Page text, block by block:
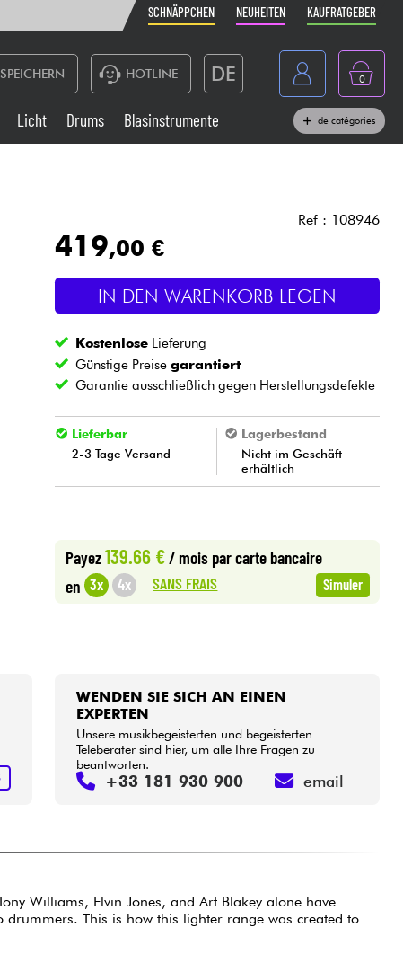
SCHNÄPPCHEN NEUHEITEN KAUFRATGEBER
SPEICHERN HOTLINE DE
Belgique
Nederland
0
Live-Sound
Blasinstrumente
Kabel & Zubehöre
Licht Drums Blasinstrumente de catégories
Ref : 108946
419,00 €
IN DEN WARENKORB LEGEN
Kostenlose Lieferung
Günstige Preisegarantiert
Garantie ausschließlich gegen Herstellungsdefekte
Lieferbar
2-3 Tage Versand
Lagerbestand
Nicht im Geschäft
erhältlich
Payez139.66 €/ mois par carte bancaire
en 3x 4x SANS FRAIS Simuler
WENDEN SIE SICH AN EINEN
EXPERTEN
Unsere musikbegeisterten und begeisterten
Teleberater sind hier, um alle Ihre Fragen zu
beantworten.
+33 181 930 900 email
Williams, Elvin Jones, and Art Blakey alone have
This is how this lighter range was created to